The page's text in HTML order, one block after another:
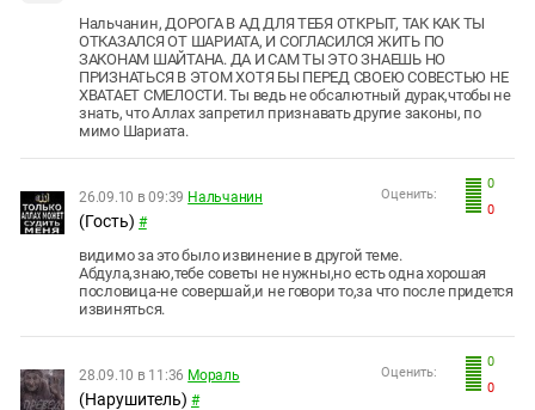
Нальчанин, ДОРОГА В АД ДЛЯ ТЕБЯ ОТКРЫТ, ТАК КАК ТЫ
ОТКАЗАЛСЯ ОТ ШАРИАТА, И СОГЛАСИЛСЯ ЖИТЬ ПО
ЗАКОНАМ ШАЙТАНА. ДА И САМ ТЫ ЭТО ЗНАЕШЬ НО
ПРИЗНАТЬСЯ В ЭТОМ ХОТЯ БЫ ПЕРЕД СВОЕЮ СОВЕСТЬЮ НЕ
ХВАТАЕТ СМЕЛОСТИ. Ты ведь не обсалютный дурак,чтобы не
знать, что Аллах запретил признавать другие законы, по
мимо Шариата.
0
0
Оценить:
26.09.10 в 09:39 Нальчанин
(Гость) #
видимо за это было извинение в другой теме.
Абдула,знаю,тебе советы не нужны,но есть одна хорошая
пословица-не совершай,и не говори то,за что после придется
извиняться.
0
0
Оценить:
28.09.10 в 11:36 Мораль
(Нарушитель) #